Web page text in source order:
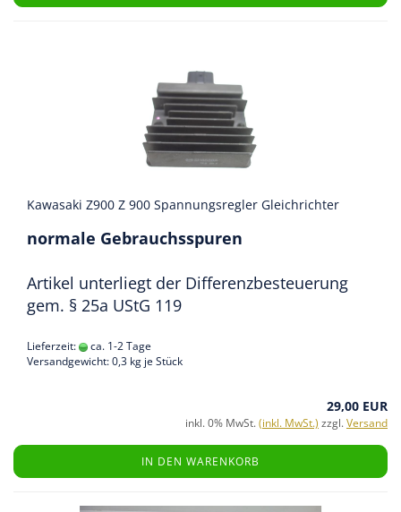
Kawasaki Z900 Z 900 Spannungsregler Gleichrichter
normale Gebrauchsspuren
Artikel unterliegt der Differenzbesteuerung
gem. § 25a UStG 119
Lieferzeit:
ca. 1-2 Tage
Versandgewicht:0,3 kg je Stück
29,00 EUR
inkl. 0% MwSt.(inkl. MwSt.) zzgl.Versand
IN DEN WARENKORB